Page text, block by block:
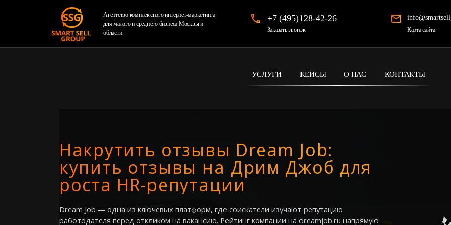
Агентство комплексного интернет-маркетинга
для малого и среднего бизнеса Москвы и
области
+7 (495)128-42-26
Заказать звонок Карта сайта
УСЛУГИ КЕЙСЫ О НАС КОНТАКТЫ
Накрутить отзывы Dream Job:
купить отзывы на Дрим Джоб для
роста HR-репутации
Dream Job — одна из ключевых платформ, где соискатели изучают репутацию
работодателя перед откликом на вакансию. Рейтинг компании на dreamjob.ru напрямую